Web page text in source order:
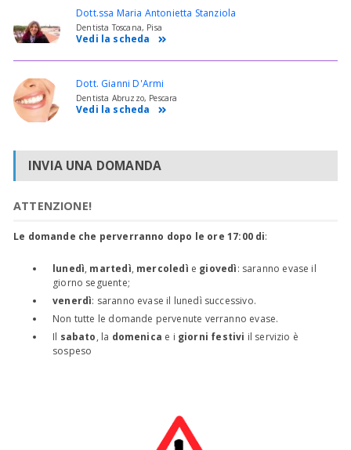
Dott.ssa Maria Antonietta Stanziola
Dentista Toscana, Pisa
Vedi la scheda
Dott. Gianni D'Armi
Dentista Abruzzo, Pescara
Vedi la scheda
INVIA UNA DOMANDA
ATTENZIONE!
Le domande che perverranno dopo le ore 17:00 di:
lunedì, martedì, mercoledì e giovedì: saranno evase il
giorno seguente;
venerdì: saranno evase il lunedì successivo.
Non tutte le domande pervenute verranno evase.
Il sabato, la domenica e i giorni festivi il servizio è
sospeso